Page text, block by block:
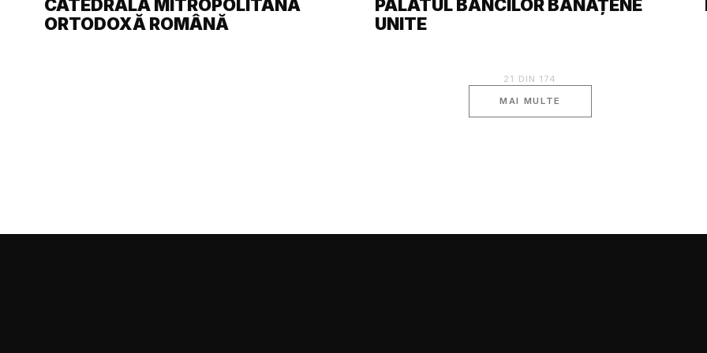
CATEDRALA MITROPOLITANĂ
ORTODOXĂ ROMÂNĂ
PALATUL BĂNCILOR BĂNĂȚENE
UNITE
21 DIN 174
MAI MULTE